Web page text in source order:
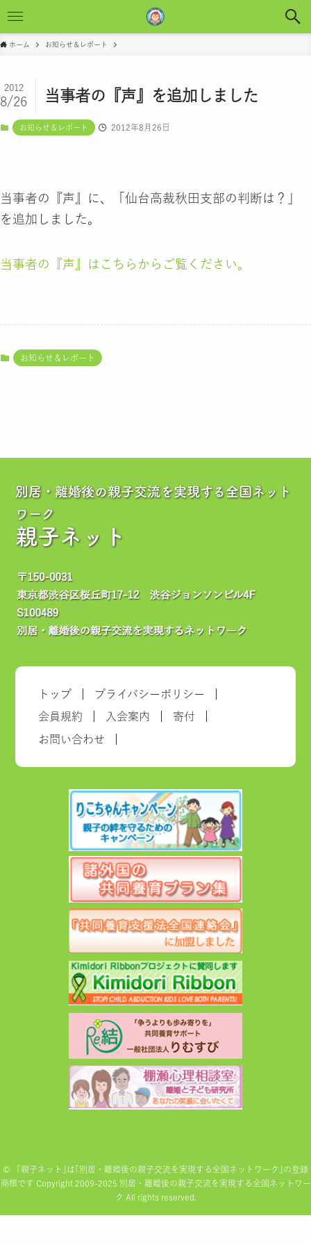
ホーム お知らせ＆レポート
当事者の『声』を追加しました
2012
8/26
お知らせ＆レポート 2012年8月26日
当事者の『声』に、「仙台高裁秋田支部の判断は？」
を追加しました。
当事者の『声』はこちらからご覧ください。
お知らせ＆レポート
別居・離婚後の親子交流を実現する全国ネット
ワーク
親子ネット
トップ プライバシーポリシー
会員規約 入会案内 寄付
お問い合わせ
© 「親子ネット｣は｢別居・離婚後の親子交流を実現する全国ネットワーク｣の登録
商標です Copyright 2009-2025 別居・離婚後の親子交流を実現する全国ネットワー
ク All rights reserved.